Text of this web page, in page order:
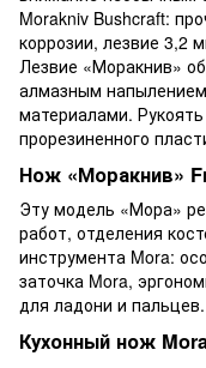
Morakniv Bushcraft:
коррозии, лезвие 3,2
Лезвие «Моракнив»
алмазным
материалами.
прорезиненного
Нож «Моракнив»
Эту модель «Мора»
работ, отделения
инструмента Mora:
заточка Mora,
для ладони и пальцев.
Кухонный нож